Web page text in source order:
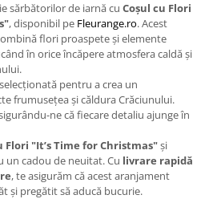
sărbătorilor de iarnă cu Coșul cu Flori
, disponibil pe Fleurange.ro. Acest
flori proaspete și elemente
în orice încăpere atmosfera caldă și
pentru a crea un
frumusețea și căldura Crăciunului.
ne că fiecare detaliu ajunge în
Flori "It’s Time for Christmas"și
un cadou de neuitat. Cu livrare rapidă
, te asigurăm că acest aranjament
și pregătit să aducă bucurie.